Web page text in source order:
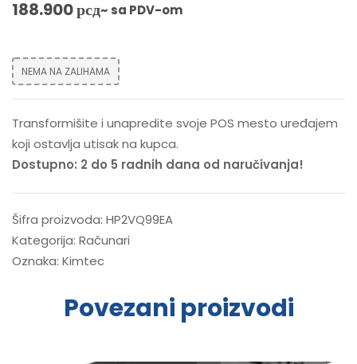
188.900рсд~ sa PDV-om
NEMA NA ZALIHAMA
Transformišite i unapredite svoje POS mesto uređajem
koji ostavlja utisak na kupca.
Dostupno: 2 do 5 radnih dana od naručivanja!
Šifra proizvoda: HP2VQ99EA
Kategorija: Računari
Oznaka: Kimtec
Povezani proizvodi